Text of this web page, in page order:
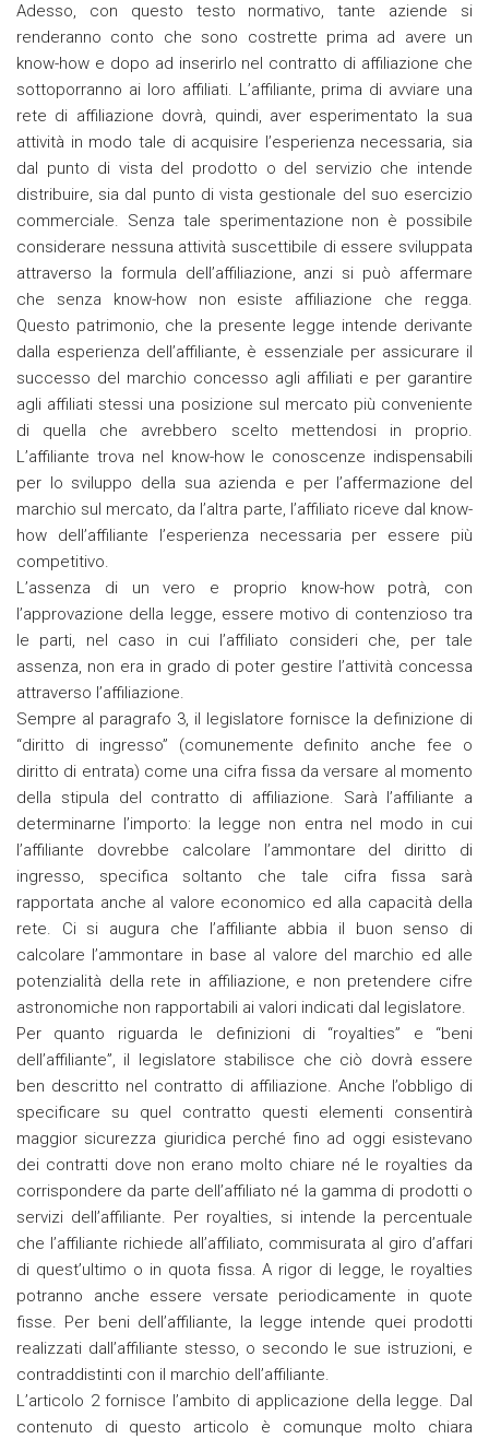
Adesso, con questo testo normativo, tante aziende si
renderanno conto che sono costrette prima ad avere un
know-how e dopo ad inserirlo nel contratto di affiliazione che
sottoporranno ai loro affiliati. L’affiliante, prima di avviare una
rete di affiliazione dovrà, quindi, aver esperimentato la sua
attività in modo tale di acquisire l’esperienza necessaria, sia
dal punto di vista del prodotto o del servizio che intende
distribuire, sia dal punto di vista gestionale del suo esercizio
commerciale. Senza tale sperimentazione non è possibile
considerare nessuna attività suscettibile di essere sviluppata
attraverso la formula dell’affiliazione, anzi si può affermare
che senza know-how non esiste affiliazione che regga.
Questo patrimonio, che la presente legge intende derivante
dalla esperienza dell’affiliante, è essenziale per assicurare il
successo del marchio concesso agli affiliati e per garantire
agli affiliati stessi una posizione sul mercato più conveniente
di quella che avrebbero scelto mettendosi in proprio.
L’affiliante trova nel know-how le conoscenze indispensabili
per lo sviluppo della sua azienda e per l’affermazione del
marchio sul mercato, da l’altra parte, l’affiliato riceve dal know-
how dell’affiliante l’esperienza necessaria per essere più
competitivo.
L’assenza di un vero e proprio know-how potrà, con
l’approvazione della legge, essere motivo di contenzioso tra
le parti, nel caso in cui l’affiliato consideri che, per tale
assenza, non era in grado di poter gestire l’attività concessa
attraverso l’affiliazione.
Sempre al paragrafo 3, il legislatore fornisce la definizione di
“diritto di ingresso” (comunemente definito anche fee o
diritto di entrata) come una cifra fissa da versare al momento
della stipula del contratto di affiliazione. Sarà l’affiliante a
determinarne l’importo: la legge non entra nel modo in cui
l’affiliante dovrebbe calcolare l’ammontare del diritto di
ingresso, specifica soltanto che tale cifra fissa sarà
rapportata anche al valore economico ed alla capacità della
rete. Ci si augura che l’affiliante abbia il buon senso di
calcolare l’ammontare in base al valore del marchio ed alle
potenzialità della rete in affiliazione, e non pretendere cifre
astronomiche non rapportabili ai valori indicati dal legislatore.
Per quanto riguarda le definizioni di “royalties” e “beni
dell’affiliante”, il legislatore stabilisce che ciò dovrà essere
ben descritto nel contratto di affiliazione. Anche l’obbligo di
specificare su quel contratto questi elementi consentirà
maggior sicurezza giuridica perché fino ad oggi esistevano
dei contratti dove non erano molto chiare né le royalties da
corrispondere da parte dell’affiliato né la gamma di prodotti o
servizi dell’affiliante. Per royalties, si intende la percentuale
che l’affiliante richiede all’affiliato, commisurata al giro d’affari
di quest’ultimo o in quota fissa. A rigor di legge, le royalties
potranno anche essere versate periodicamente in quote
fisse. Per beni dell’affiliante, la legge intende quei prodotti
realizzati dall’affiliante stesso, o secondo le sue istruzioni, e
contraddistinti con il marchio dell’affiliante.
L’articolo 2 fornisce l’ambito di applicazione della legge. Dal
contenuto di questo articolo è comunque molto chiara